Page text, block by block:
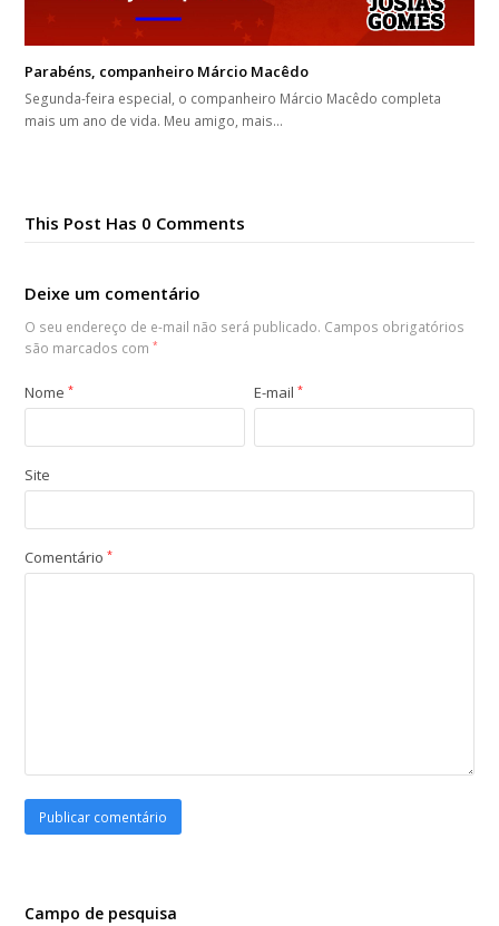
Parabéns, companheiro Márcio Macêdo
Segunda-feira especial, o companheiro Márcio Macêdo completa
mais um ano de vida. Meu amigo, mais…
This Post Has 0 Comments
Deixe um comentário
O seu endereço de e-mail não será publicado. Campos obrigatórios
são marcados com*
Nome* E-mail*
Site
Comentário*
Campo de pesquisa